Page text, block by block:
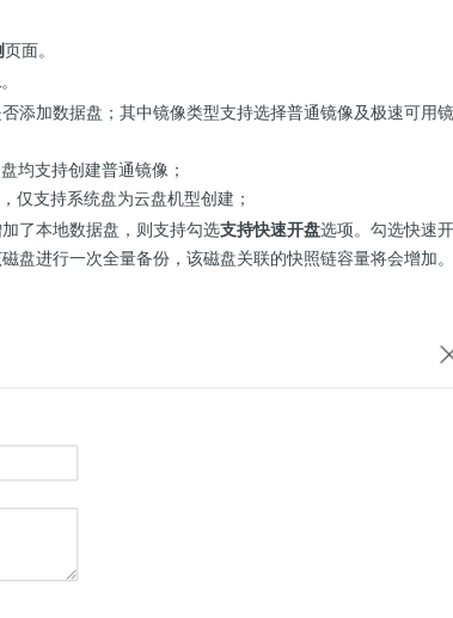
页面。
。
添加数据盘；其中镜像类型支持选择普通镜像及极速可用镜
均支持创建普通镜像；
仅支持系统盘为云盘机型创建；
了本地数据盘，则支持勾选支持快速开盘选项。勾选快速
盘进行一次全量备份，该磁盘关联的快照链容量将会增加